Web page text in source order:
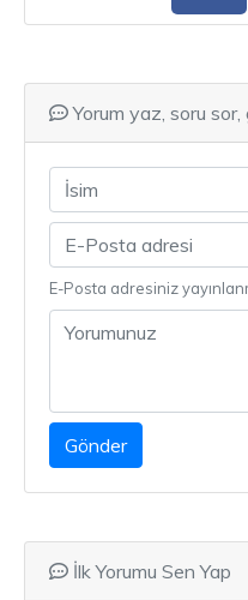
Yorum yaz, soru
E-Posta adresiniz
Gönder
İlk Yorumu Sen Yap